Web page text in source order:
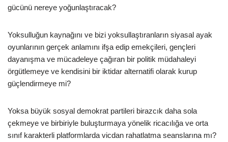
gücünü nereye yoğunlaştıracak?
Yoksulluğun kaynağını ve bizi yoksullaştıranların siyasal ayak
oyunlarının gerçek anlamını ifşa edip emekçileri, gençleri
dayanışma ve mücadeleye çağıran bir politik müdahaleyi
örgütlemeye ve kendisini bir iktidar alternatifi olarak kurup
güçlendirmeye mi?
Yoksa büyük sosyal demokrat partileri birazcık daha sola
çekmeye ve birbiriyle buluşturmaya yönelik ricacılığa ve orta
sınıf karakterli platformlarda vicdan rahatlatma seanslarına mı?